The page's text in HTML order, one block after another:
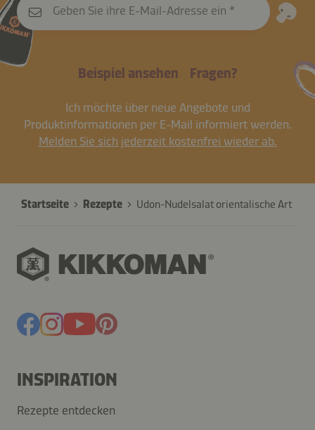
Geben Sie ihre E-Mail-Adresse ein
Beispiel ansehen Fragen?
Ich möchte über neue Angebote und
Produktinformationen per E-Mail informiert werden.
Melden Sie sich jederzeit kostenfrei wieder ab.
Startseite Rezepte Udon-Nudelsalat orientalische Art
INSPIRATION
Rezepte entdecken